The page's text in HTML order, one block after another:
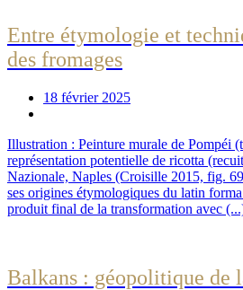
Entre étymologie et
des fromages
18 février 2025
Illustration : Peinture murale de Pompéi
représentation potentielle de ricotta
Nazionale, Naples (Croisille 2015, fig.
ses origines étymologiques du latin
produit final de la transformation avec
Balkans : géopolitique de